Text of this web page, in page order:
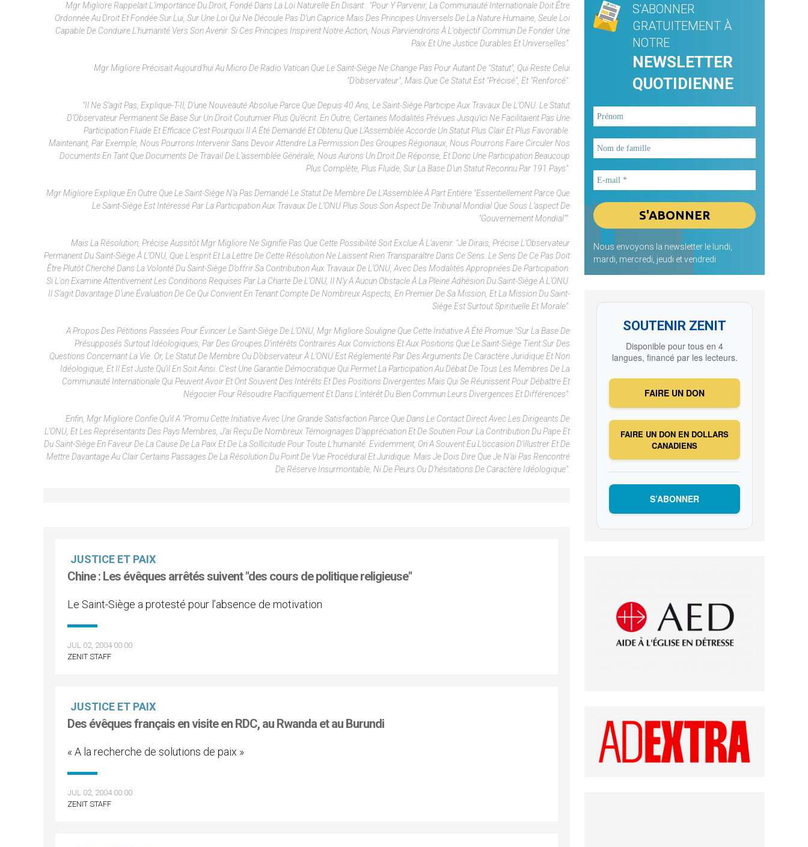
Mgr Migliore Rappelait L’importance Du Droit, Fondé Dans La Loi Naturelle En Disant : "Pour Y Parvenir, La Communauté Internationale Doit Être
Ordonnée Au Droit Et Fondée Sur Lui, Sur Une Loi Qui Ne Découle Pas D’un Caprice Mais Des Principes Universels De La Nature Humaine, Seule Loi
Capable De Conduire L'humanité Vers Son Avenir. Si Ces Principes Inspirent Notre Action, Nous Parviendrons À L'objectif Commun De Fonder Une
Paix Et Une Justice Durables Et Universelles".
Mgr Migliore Précisait Aujourd’hui Au Micro De Radio Vatican Que Le Saint-Siège Ne Change Pas Pour Autant De "statut", Qui Reste Celui
"d’observateur", Mais Que Ce Statut Est "précisé", Et "renforcé".
"Il Ne S’agit Pas, Explique-T-Il, D’une Nouveauté Absolue Parce Que Depuis 40 Ans, Le Saint-Siège Participe Aux Travaux De L’ONU. Le Statut
D’Observateur Permanent Se Base Sur Un Droit Coutumier Plus Qu’écrit. En Outre, Certaines Modalités Prévues Jusqu’ici Ne Facilitaient Pas Une
Participation Fluide Et Efficace C’est Pourquoi Il A Été Demandé Et Obtenu Que L’Assemblée Accorde Un Statut Plus Clair Et Plus Favorable.
Maintenant, Par Exemple, Nous Pourrons Intervenir Sans Devoir Attendre La Permission Des Groupes Régionaux, Nous Pourrons Faire Circuler Nos
Documents En Tant Que Documents De Travail De L’assemblée Générale, Nous Aurons Un Droit De Réponse, Et Donc Une Participation Beaucoup
Plus Complète, Plus Fluide, Sur La Base D’un Statut Reconnu Par 191 Pays".
Mgr Migliore Explique En Outre Que Le Saint-Siège N’a Pas Demandé Le Statut De Membre De L’Assemblée À Part Entière "essentiellement Parce Que
Le Saint-Siège Est Intéressé Par La Participation Aux Travaux De L’ONU Plus Sous Son Aspect De Tribunal Mondial Que Sous L’aspect De
"gouvernement Mondial"".
Mais La Résolution, Précise Aussitôt Mgr Migliore Ne Signifie Pas Que Cette Possibilité Soit Exclue À L’avenir. "Je Dirais, Précise L’Observateur
Permanent Du Saint-Siège À L’ONU, Que L’esprit Et La Lettre De Cette Résolution Ne Laissent Rien Transparaître Dans Ce Sens. Le Sens De Ce Pas Doit
Être Plutôt Cherché Dans La Volonté Du Saint-Siège D’offrir Sa Contribution Aux Travaux De L’ONU, Avec Des Modalités Appropriées De Participation.
Si L'on Examine Attentivement Les Conditions Requises Par La Charte De L’ONU, Il N’y A Aucun Obstacle À La Pleine Adhésion Du Saint-Siège À L’ONU.
Il S’agit Davantage D’une Évaluation De Ce Qui Convient En Tenant Compte De Nombreux Aspects, En Premier De Sa Mission, Et La Mission Du Saint-
Siège Est Surtout Spirituelle Et Morale".
A Propos Des Pétitions Passées Pour Évincer Le Saint-Siège De L’ONU, Mgr Migliore Souligne Que Cette Initiative A Été Promue "sur La Base De
Présupposés Surtout Idéologiques, Par Des Groupes D’intérêts Contraires Aux Convictions Et Aux Positions Que Le Saint-Siège Tient Sur Des
Questions Concernant La Vie. Or, Le Statut De Membre Ou D’observateur À L’ONU Est Réglementé Par Des Arguments De Caractère Juridique Et Non
Idéologique, Et Il Est Juste Qu’il En Soit Ainsi. C’est Une Garantie Démocratique Qui Permet La Participation Au Débat De Tous Les Membres De La
Communauté Internationale Qui Peuvent Avoir Et Ont Souvent Des Intérêts Et Des Positions Divergentes Mais Qui Se Réunissent Pour Débattre Et
Négocier Pour Résoudre Pacifiquement Et Dans L’intérêt Du Bien Commun Leurs Divergences Et Différences".
Enfin, Mgr Migliore Confie Qu’il A "promu Cette Initiative Avec Une Grande Satisfaction Parce Que Dans Le Contact Direct Avec Les Dirigeants De
L’ONU, Et Les Représentants Des Pays Membres, J’ai Reçu De Nombreux Témoignages D’appréciation Et De Soutien Pour La Contribution Du Pape Et
Du Saint-Siège En Faveur De La Cause De La Paix Et De La Sollicitude Pour Toute L’humanité. Evidemment, On A Souvent Eu L’occasion D’illustrer Et De
Mettre Davantage Au Clair Certains Passages De La Résolution Du Point De Vue Procédural Et Juridique. Mais Je Dois Dire Que Je N’ai Pas Rencontré
De Réserve Insurmontable, Ni De Peurs Ou D’hésitations De Caractère Idéologique".
JUSTICE ET PAIX
Chine : Les évêques arrêtés suivent "des cours de politique religieuse"
Le Saint-Siège a protesté pour l’absence de motivation
JUL 02, 2004 00:00
ZENIT STAFF
JUSTICE ET PAIX
Des évêques français en visite en RDC, au Rwanda et au Burundi
« A la recherche de solutions de paix »
JUL 02, 2004 00:00
ZENIT STAFF
S'ABONNER
GRATUITEMENT À
NOTRE
NEWSLETTER
QUOTIDIENNE
Nous envoyons la newsletter le lundi,
mardi, mercredi, jeudi et vendredi
SOUTENIR ZENIT
Disponible pour tous en 4
langues, financé par les lecteurs.
FAIRE UN DON
FAIRE UN DON EN DOLLARS
CANADIENS
S’ABONNER